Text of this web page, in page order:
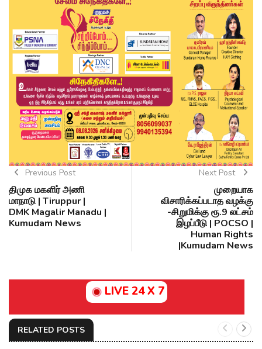
Previous Post
திமுக மகளிர் அணி
மாநாடு | Tiruppur |
DMK Magalir Manadu |
Kumudam News
Next Post
முறையாக
விசாரிக்கப்படாத வழக்கு
-சிறுமிக்கு ரூ.9 லட்சம்
இழப்பீடு | POCSO |
Human Rights
|Kumudam News
LIVE 24 X 7
RELATED POSTS